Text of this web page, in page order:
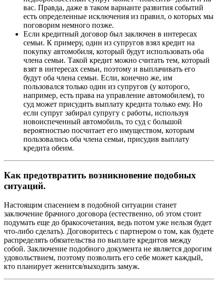
вас. Правда, даже в таком варианте развития событий
есть определенные исключения из правил, о которых мы
поговорим немного позже.
Если кредитный договор был заключен в интересах
семьи. К примеру, один из супругов взял кредит на
покупку автомобиля, который будут использовать оба
члена семьи. Такой кредит можно считать тем, который
взят в интересах семьи, поэтому и выплачивать его
будут оба члена семьи. Если, конечно же, им
пользовался только один из супругов (у которого,
например, есть права на управление автомобилем), то
суд может присудить выплату кредита только ему. Но
если супруг забирал супругу с работы, используя
новоиспеченный автомобиль, то суд с большой
вероятностью посчитает его имуществом, которым
пользовались оба члена семьи, присудив выплату
кредита обеим.
Как предотвратить возникновение подобных
ситуаций.
Настоящим спасением в подобной ситуации станет
заключение брачного договора (естественно, об этом стоит
подумать еще до бракосочетания, ведь потом уже нельзя будет
что-либо сделать). Договоритесь с партнером о том, как будете
распределять обязательства по выплате кредитов между
собой. Заключение подобного документа не является дорогим
удовольствием, поэтому позволить его себе может каждый,
кто планирует женится/выходить замуж.